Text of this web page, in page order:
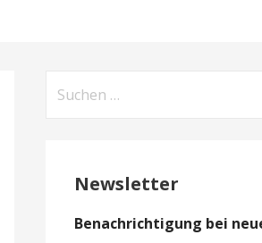
nach:
Newsletter
Benachrichtigung bei